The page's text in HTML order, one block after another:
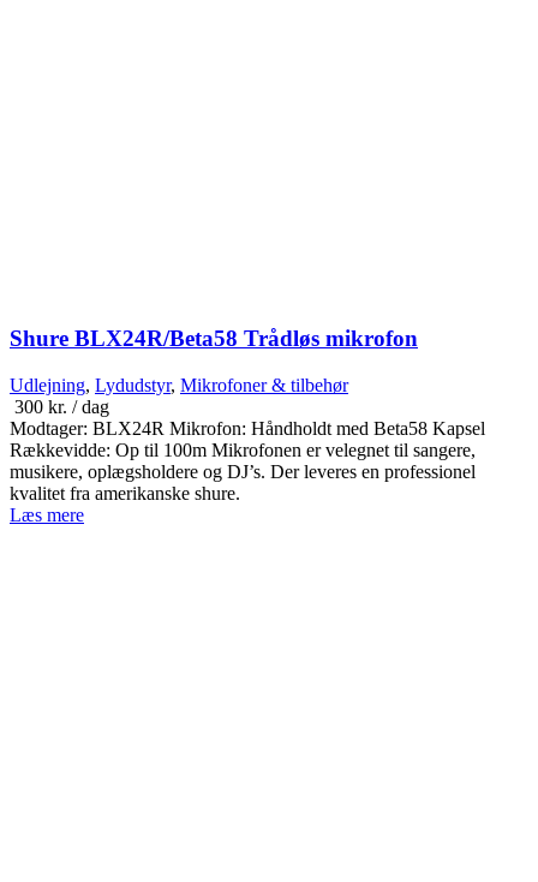
Shure BLX24R/Beta58 Trådløs mikrofon
Udlejning, Lydudstyr, Mikrofoner & tilbehør
300 kr. / dag
Modtager: BLX24R Mikrofon: Håndholdt med Beta58 Kapsel
Rækkevidde: Op til 100m Mikrofonen er velegnet til sangere,
musikere, oplægsholdere og DJ’s. Der leveres en professionel
kvalitet fra amerikanske shure.
Læs mere